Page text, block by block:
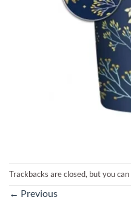
Trackbacks are closed, but you can
← Previous